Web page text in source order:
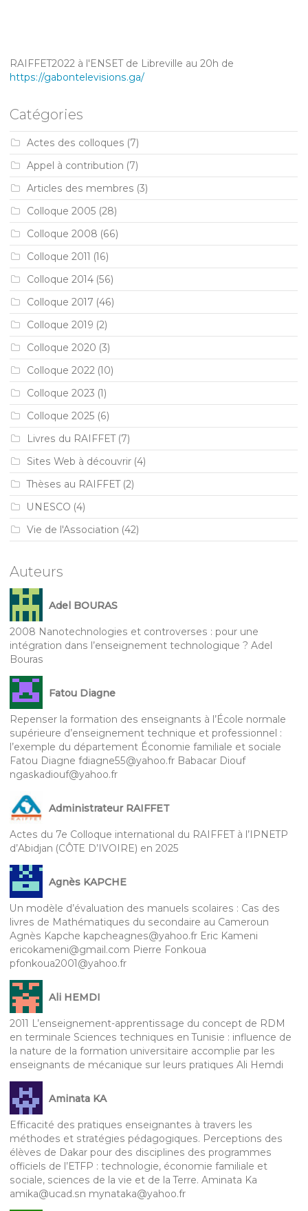
RAIFFET2022 à l'ENSET de Libreville au 20h de
https://gabontelevisions.ga/
Catégories
Actes des colloques (7)
Appel à contribution (7)
Articles des membres (3)
Colloque 2005 (28)
Colloque 2008 (66)
Colloque 2011 (16)
Colloque 2014 (56)
Colloque 2017 (46)
Colloque 2019 (2)
Colloque 2020 (3)
Colloque 2022 (10)
Colloque 2023 (1)
Colloque 2025 (6)
Livres du RAIFFET(7)
Sites Web à découvrir (4)
Thèses au RAIFFET(2)
UNESCO (4)
Vie de l'Association (42)
Auteurs
Adel BOURAS
2008 Nanotechnologies et controverses : pour une
intégration dans l’enseignement technologique ? Adel
Bouras
Fatou Diagne
Repenser la formation des enseignants à l’École normale
supérieure d’enseignement technique et professionnel :
l’exemple du département Économie familiale et sociale
Fatou Diagne fdiagne55@yahoo.fr Babacar Diouf
ngaskadiouf@yahoo.fr
Administrateur RAIFFET
Actes du 7e Colloque international du RAIFFET à l’IPNETP
d’Abidjan (CÔTE D’IVOIRE) en 2025
Agnès KAPCHE
Un modèle d’évaluation des manuels scolaires : Cas des
livres de Mathématiques du secondaire au Cameroun
Agnès Kapche kapcheagnes@yahoo.fr Eric Kameni
ericokameni@gmail.com Pierre Fonkoua
pfonkoua2001@yahoo.fr
Ali HEMDI
2011 L’enseignement-apprentissage du concept de RDM
en terminale Sciences techniques en Tunisie : influence de
la nature de la formation universitaire accomplie par les
enseignants de mécanique sur leurs pratiques Ali Hemdi
Aminata KA
Efficacité des pratiques enseignantes à travers les
méthodes et stratégies pédagogiques. Perceptions des
élèves de Dakar pour des disciplines des programmes
officiels de l’ETFP : technologie, économie familiale et
sociale, sciences de la vie et de la Terre. Aminata Ka
amika@ucad.sn mynataka@yahoo.fr